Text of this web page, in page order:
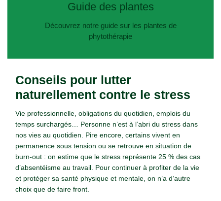
Conseils pour lutter
naturellement contre le stress
Vie professionnelle, obligations du quotidien, emplois du
temps surchargés… Personne n’est à l’abri du stress dans
nos vies au quotidien. Pire encore, certains vivent en
permanence sous tension ou se retrouve en situation de
burn-out : on estime que le stress représente 25 % des cas
d’absentéisme au travail. Pour continuer à profiter de la vie
et protéger sa santé physique et mentale, on n’a d’autre
choix que de faire front.
Guide des plantes
Découvrez notre guide sur les plantes de
phytothérapie